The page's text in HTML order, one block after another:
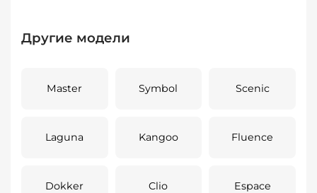
Другие модели
Master Symbol Scenic
Laguna Kangoo Fluence
Dokker Clio Espace